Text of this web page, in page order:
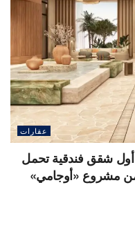
عقارات
أول شقق فندقية تحمل
مشروع «أوجامي»